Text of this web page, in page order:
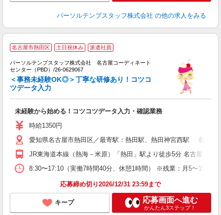
パーソルテンプスタッフ株式会社 の他の求人をみる
名古屋市熱田区 土日祝休み 派遣社員
パーソルテンプスタッフ株式会社 名古屋コーディネート
センター（PBD）/26-0629067
＜事務未経験OK◎＞丁寧な研修あり！コツコ
ツデータ入力
未経験から始める！コツコツデータ入力・確認業務
時給1350円
愛知県名古屋市熱田区／最寄駅：熱田駅、熱田神宮西駅 名鉄線
JR東海道本線（熱海－米原）「熱田」駅より徒歩5分 名古屋市営
8:30〜17:10（実働7時間40分、休憩1時間） ※残業：月5〜15時
応募締め切り2026/12/31 23:59まで
キープ 応募画面へ進む
かんたん3ステップ！